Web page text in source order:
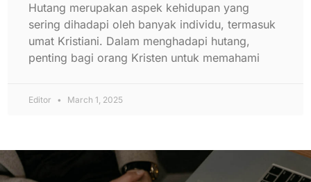
Hutang merupakan aspek kehidupan yang
sering dihadapi oleh banyak individu, termasuk
umat Kristiani. Dalam menghadapi hutang,
penting bagi orang Kristen untuk memahami
Editor March 1, 2025